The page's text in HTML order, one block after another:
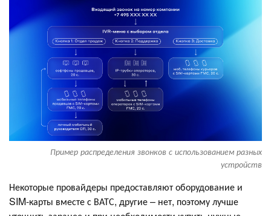
Пример распределения звонков с использованием разных
устройств
Некоторые провайдеры предоставляют оборудование и
SIM-карты вместе с ВАТС, другие – нет, поэтому лучше